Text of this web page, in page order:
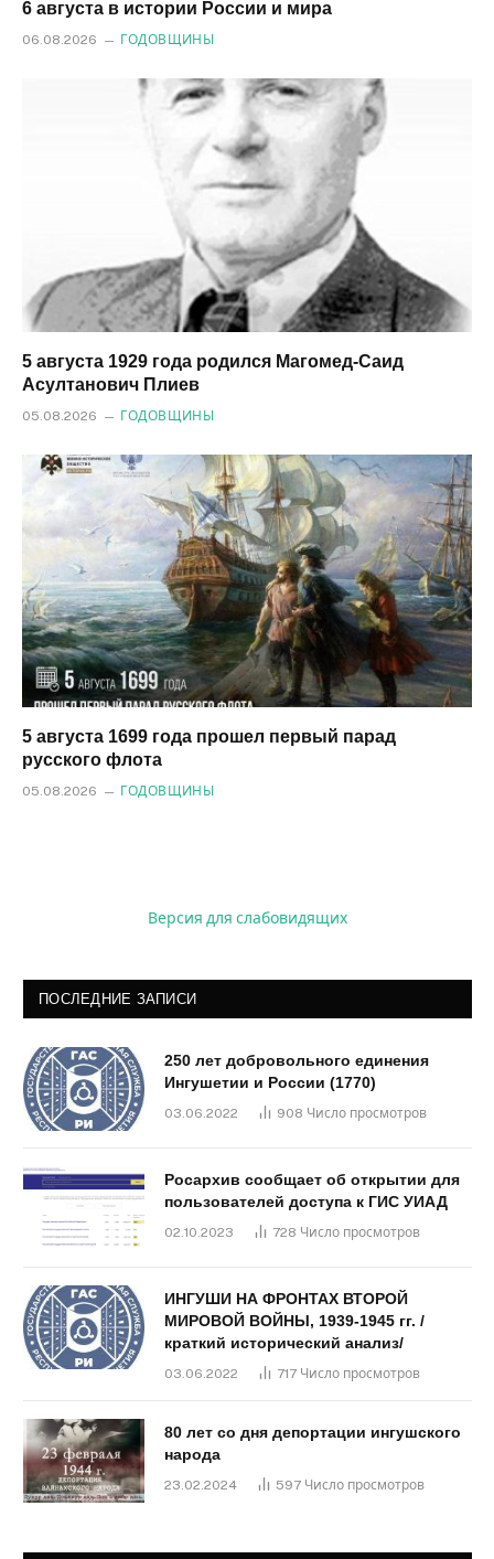
6 августа в истории России и мира
06.08.2026 ГОДОВЩИНЫ
5 августа 1929 года родился Магомед‑Саид
Асултанович Плиев
05.08.2026 ГОДОВЩИНЫ
5 августа 1699 года прошел первый парад
русского флота
05.08.2026 ГОДОВЩИНЫ
Версия для слабовидящих
ПОСЛЕДНИЕ ЗАПИСИ
250 лет добровольного единения
Ингушетии и России (1770)
03.06.2022 908 Число просмотров
Росархив сообщает об открытии для
пользователей доступа к ГИС УИАД
02.10.2023 728 Число просмотров
ИНГУШИ НА ФРОНТАХ ВТОРОЙ
МИРОВОЙ ВОЙНЫ, 1939-1945 гг. /
краткий исторический анализ/
03.06.2022 717 Число просмотров
80 лет со дня депортации ингушского
народа
23.02.2024 597 Число просмотров